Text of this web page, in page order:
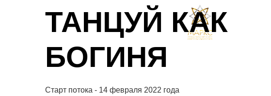
ТАНЦУЙ КАК
БОГИНЯ
Старт потока - 14 февраля 2022 года